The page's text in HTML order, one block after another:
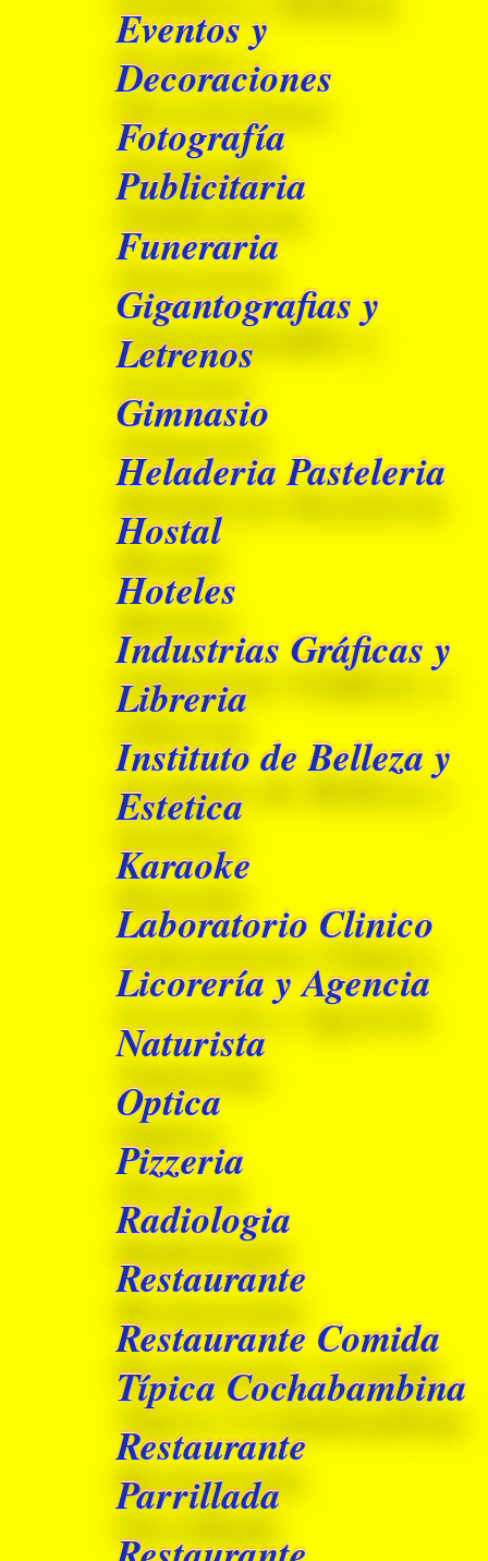
Eventos y
Decoraciones
Fotografía
Publicitaria
Funeraria
Gigantografias y
Letrenos
Gimnasio
Heladeria Pasteleria
Hostal
Hoteles
Industrias Gráficas y
Libreria
Instituto de Belleza y
Estetica
Karaoke
Laboratorio Clinico
Licorería y Agencia
Naturista
Optica
Pizzeria
Radiologia
Restaurante
Restaurante Comida
Típica Cochabambina
Restaurante
Parrillada